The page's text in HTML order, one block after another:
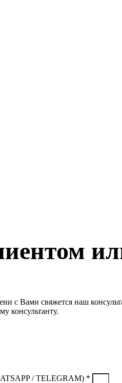
с Вами свяжется наш
консультанту.
/ TELEGRAM) *